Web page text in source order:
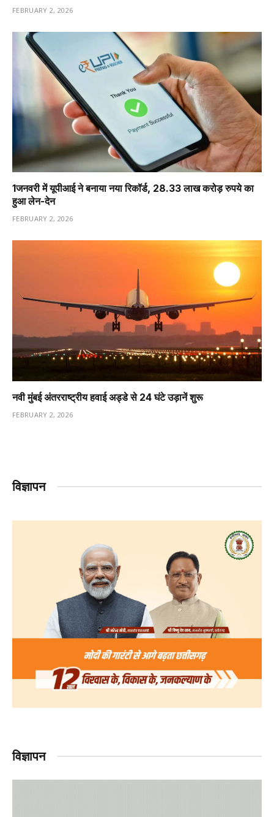
FEBRUARY 2, 2026
1️जनवरी में यूपीआई ने बनाया नया रिकॉर्ड, 28.33 लाख करोड़ रुपये का
हुआ लेन-देन
FEBRUARY 2, 2026
नवी मुंबई अंतरराष्ट्रीय हवाई अड्डे से 24 घंटे उड़ानें शुरू
FEBRUARY 2, 2026
विज्ञापन
विज्ञापन